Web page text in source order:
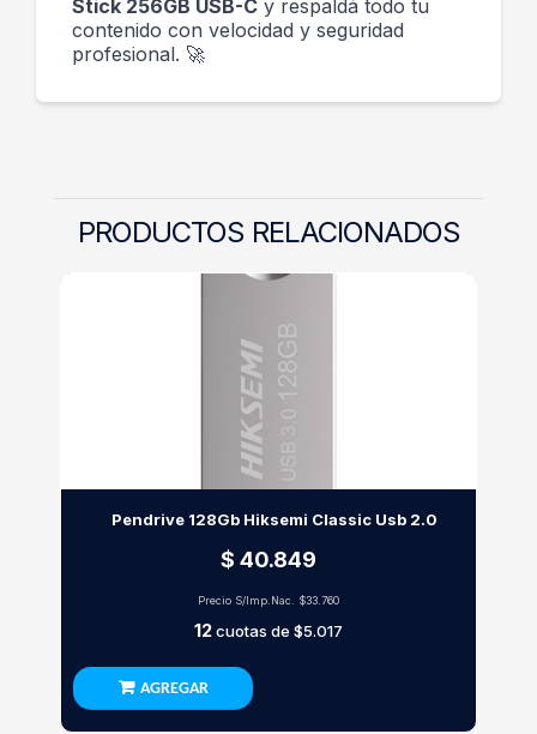
Stick 256GB USB-C y respaldá todo tu
contenido con velocidad y seguridad
profesional. 🚀
PRODUCTOS RELACIONADOS
Pendrive 128Gb Hiksemi Classic Usb 2.0
$ 40.849
Precio S/Imp.Nac. $33.760
12cuotas de $5.017
AGREGAR